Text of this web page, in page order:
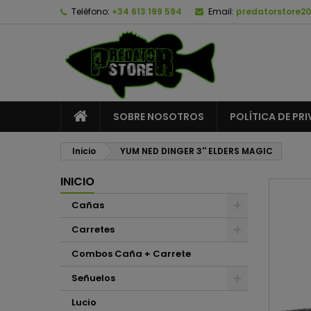
Teléfono: +34 613 199 594 Email:
SOBRE NOSOTROS POLÍTICA DE
Inicio YUM NED DINGER 3'' ELDERS MAGIC
INICIO
Cañas
Carretes
Combos Caña + Carrete
Señuelos
Lucio